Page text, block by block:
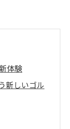
体験
新しいゴル
ルフ事情を